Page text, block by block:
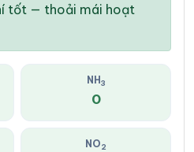
tốt — thoải mái hoạt
NH 3
0
NO2